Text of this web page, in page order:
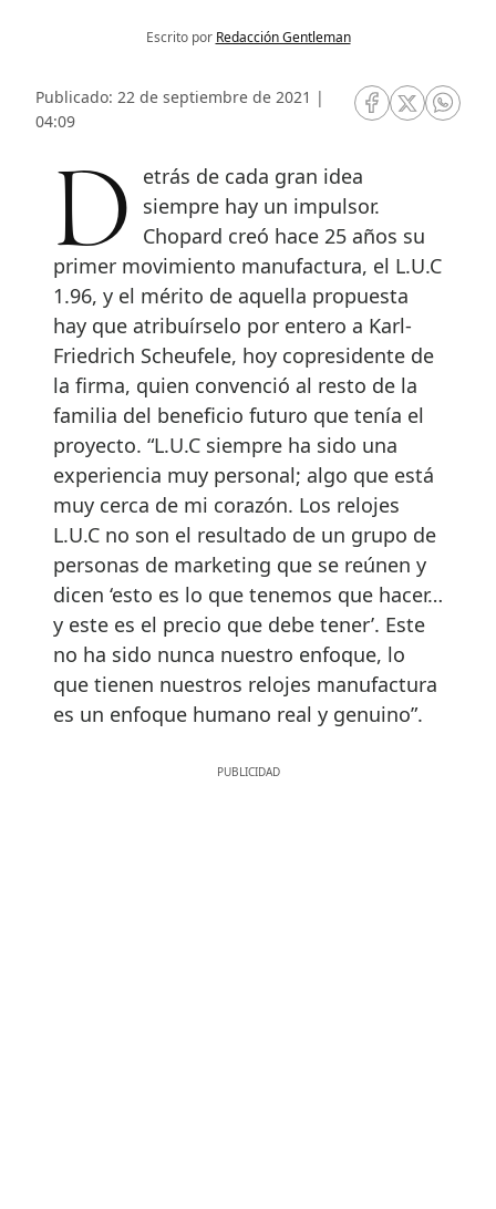
Escrito por Redacción Gentleman
Publicado: 22 de septiembre de 2021 |
04:09
RRSS Facebook
RRSSRRSS
Detrás de cada gran idea
siempre hay un impulsor.
Chopard creó hace 25 años su
primer movimiento manufactura, el L.U.C
1.96, y el mérito de aquella propuesta
hay que atribuírselo por entero a Karl-
Friedrich Scheufele, hoy copresidente de
la firma, quien convenció al resto de la
familia del beneficio futuro que tenía el
proyecto. “L.U.C siempre ha sido una
experiencia muy personal; algo que está
muy cerca de mi corazón. Los relojes
L.U.C no son el resultado de un grupo de
personas de marketing que se reúnen y
dicen ‘esto es lo que tenemos que hacer…
y este es el precio que debe tener’. Este
no ha sido nunca nuestro enfoque, lo
que tienen nuestros relojes manufactura
es un enfoque humano real y genuino”.